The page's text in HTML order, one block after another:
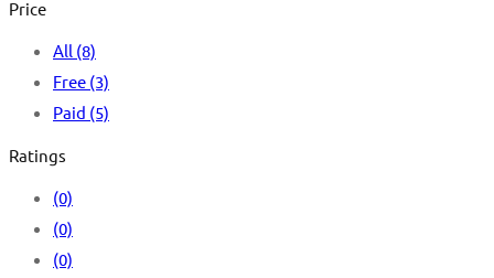
Price
All (8)
Free (3)
Paid (5)
Ratings
(0)
(0)
(0)